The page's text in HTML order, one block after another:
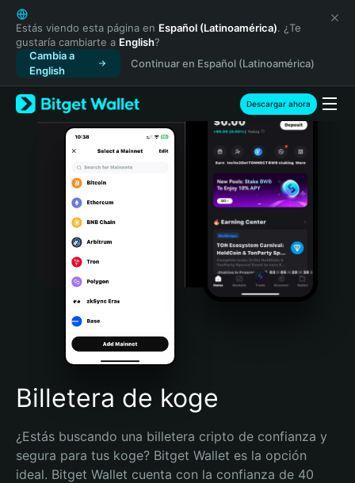
English
日本語
Tiếng Việt
Русский
Español (Latinoamérica)
Türkçe
Italiano
Português (Portugal)
Bahasa Indonesia
Português (Brasil)
Español (Argentina)
Estás viendo esta página en Español (Latinoamérica). ¿Te
gustaría cambiarte a English?
Cambia a
English
Continuar en Español (Latinoamérica)
Descargar ahora
Billetera de koge
¿Estás buscando una billetera cripto de confianza y
segura para tus koge? Bitget Wallet es la opción
ideal. Bitget Wallet cuenta con la confianza de 40